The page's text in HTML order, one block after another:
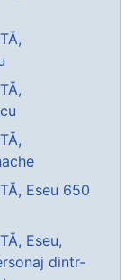
Eseu 650
Eseu,
dintr-